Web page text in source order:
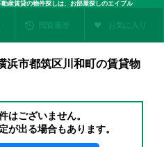
産賃貸の物件探しは、お部屋探しのエイブル
閲覧履歴 お気に入り
浜市都筑区川和町の賃貸物
はございません。
が出る場合もあります。